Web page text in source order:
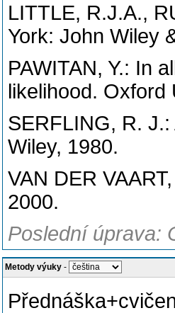
LITTLE, R.J.A.,
York: John Wiley
PAWITAN, Y.: In
likelihood.
SERFLING, R.
Wiley, 1980.
VAN DER
2000.
Poslední úprava:
Metody výuky -